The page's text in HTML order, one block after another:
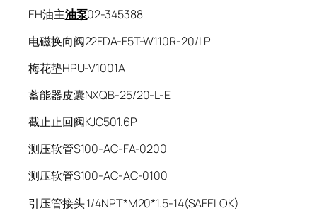
EH油主油泵02-345388
电磁换向阀22FDA-F5T-W110R-20/LP
梅花垫HPU-V1001A
蓄能器皮囊NXQB-25/20-L-E
截止止回阀KJC501.6P
测压软管S100-AC-FA-0200
测压软管S100-AC-AC-0100
引压管接头 1/4NPT*M20*1.5-14(SAFELOK)